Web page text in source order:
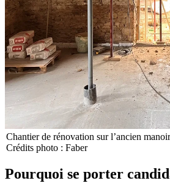
Chantier de rénovation sur l’ancien
Crédits photo : Faber
Pourquoi se porter